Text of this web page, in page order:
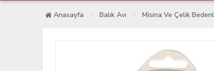
Anasayfa Balık Avı Misina Ve Çelik